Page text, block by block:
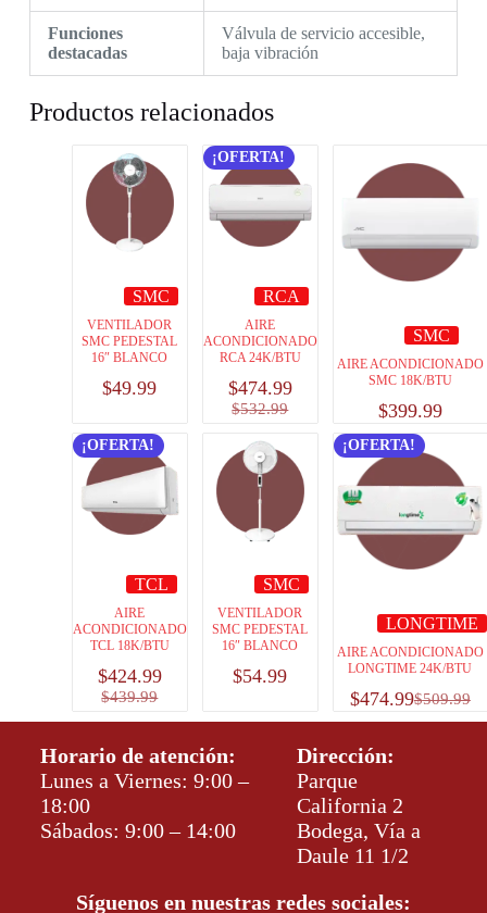
Funciones
destacadas
Válvula de servicio accesible,
baja vibración
Productos relacionados
SMC
VENTILADOR
SMC PEDESTAL
16″ BLANCO
$49.99
¡OFERTA!
RCA
AIRE
ACONDICIONADO
RCA 24K/BTU
$532.99
$474.99
SMC
AIRE ACONDICIONADO
SMC 18K/BTU
$399.99
¡OFERTA!
TCL
AIRE
ACONDICIONADO
TCL 18K/BTU
$439.99
$424.99
SMC
VENTILADOR
SMC PEDESTAL
16″ BLANCO
$54.99
¡OFERTA!
LONGTIME
AIRE ACONDICIONADO
LONGTIME 24K/BTU
$509.99
$474.99
Horario de atención:
Lunes a Viernes: 9:00 –
18:00
Sábados: 9:00 – 14:00
Dirección:
Parque
California 2
Bodega, Vía a
Daule 11 1/2
Síguenos en nuestras redes sociales: